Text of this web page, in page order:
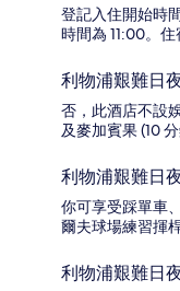
登記入住開始時
時間為 11:00。
利物浦艱難日
否，此酒店不設
及麥加賓果 (10
利物浦艱難日
你可享受踩單車
爾夫球場練習揮桿
利物浦艱難日